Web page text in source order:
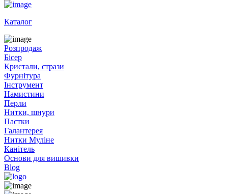
Каталог
Розпродаж
Бісер
Кристали, стрази
Фурнітура
Інструмент
Намистини
Перли
Нитки, шнури
Паєтки
Галантерея
Нитки Муліне
Канітель
Основи для вишивки
Blog